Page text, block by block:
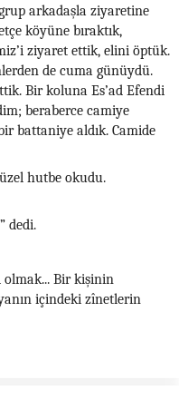
arkadaşla ziyaretine
köyüne bıraktık,
ziyaret ettik, elini öptük.
de cuma günüydü.
Bir koluna Es’ad Efendi
beraberce camiye
battaniye aldık. Camide
hutbe okudu.
dedi.
olmak... Bir kişinin
içindeki zînetlerin